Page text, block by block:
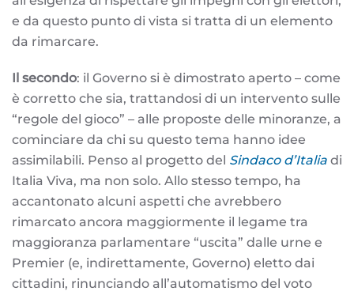
e da questo punto di vista si tratta di un elemento
da rimarcare.
Il secondo: il Governo si è dimostrato aperto – come
è corretto che sia, trattandosi di un intervento sulle
“regole del gioco” – alle proposte delle minoranze, a
cominciare da chi su questo tema hanno idee
assimilabili. Penso al progetto del Sindaco d’Italia di
Italia Viva, ma non solo. Allo stesso tempo, ha
accantonato alcuni aspetti che avrebbero
rimarcato ancora maggiormente il legame tra
maggioranza parlamentare “uscita” dalle urne e
Premier (e, indirettamente, Governo) eletto dai
cittadini, rinunciando all’automatismo del voto